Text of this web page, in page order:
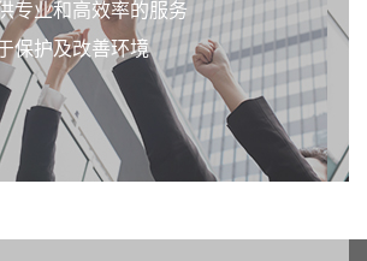
专业和高效率的服务
保护及改善环境